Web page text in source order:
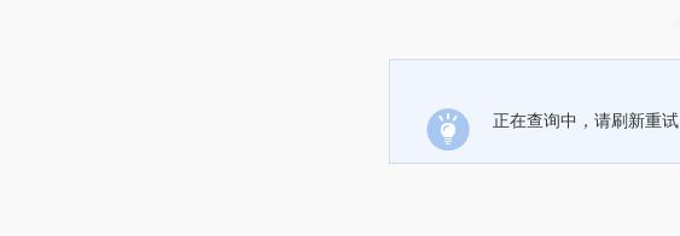
正在查询中，请刷新重试